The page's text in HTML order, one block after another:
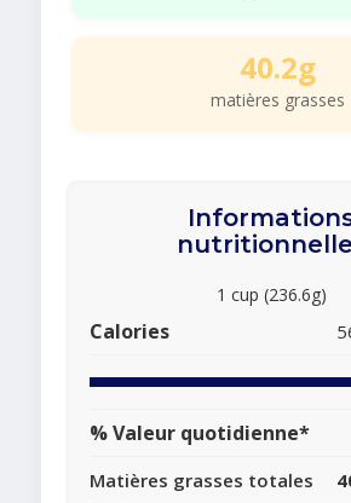
40.2g
matières grasses
1 cup (236.6g)
Calories
% Valeur quotidienne*
Matières grasses totales